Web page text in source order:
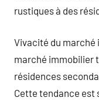
rustiques à des
Vivacité du marché
marché immobilier
résidences
Cette tendance est